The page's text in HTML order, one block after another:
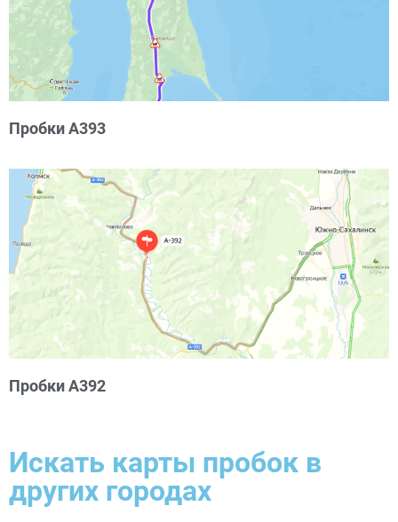
Пробки А393
Пробки А392
Искать карты пробок в
других городах